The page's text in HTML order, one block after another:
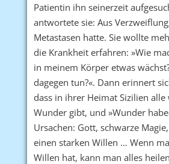
Patientin ihn seinerzeit
antwortete sie: Aus
Metastasen hatte. Sie wollte
die Krankheit erfahren: »Wie
in meinem Körper etwas
dagegen tun?«. Dann erinnert
dass in ihrer Heimat Sizilien alle
Wunder gibt, und »Wunder
Ursachen: Gott, schwarze
einen starken Willen … Wenn
Willen hat, kann man alles